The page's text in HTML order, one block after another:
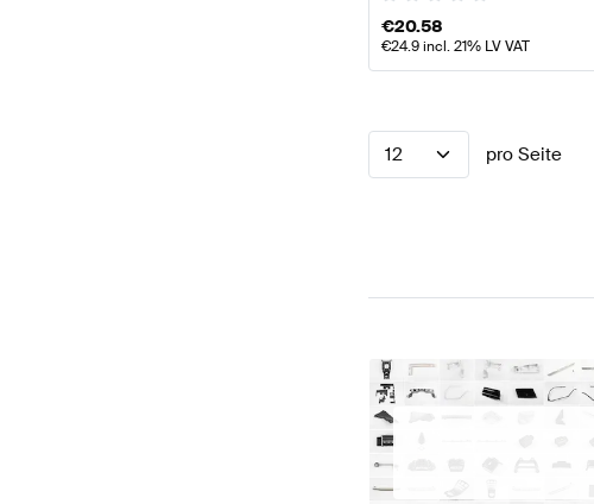
€20.58
€24.9incl. 21% LV VAT
12 pro Seite